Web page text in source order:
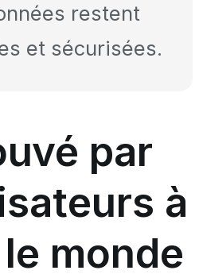
restent
et sécurisées.
par
à
monde